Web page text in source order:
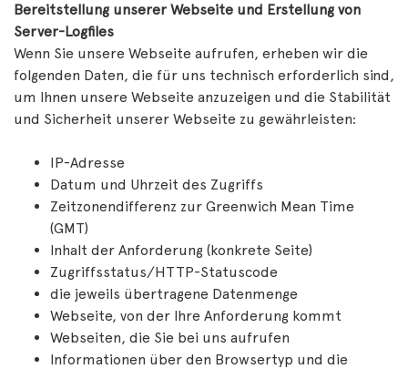
Bereitstellung unserer Webseite und Erstellung von
Server-Logfiles
Wenn Sie unsere Webseite aufrufen, erheben wir die
folgenden Daten, die für uns technisch erforderlich sind,
um Ihnen unsere Webseite anzuzeigen und die Stabilität
und Sicherheit unserer Webseite zu gewährleisten:
IP-Adresse
Datum und Uhrzeit des Zugriffs
Zeitzonendifferenz zur Greenwich Mean Time
(GMT)
Inhalt der Anforderung (konkrete Seite)
Zugriffsstatus/HTTP-Statuscode
die jeweils übertragene Datenmenge
Webseite, von der Ihre Anforderung kommt
Webseiten, die Sie bei uns aufrufen
Informationen über den Browsertyp und die